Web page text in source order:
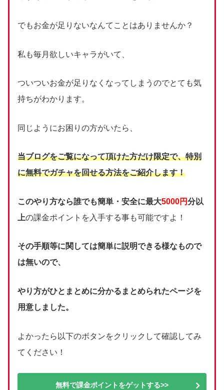
でもお金が足りないなんてことはありませんか？
私も毎月欲しいキャラがいて、
ついついお金が足りなくなってしまうのでとても気
持ちがわかります。
同じようにお困りの方がいたら、
当ブログをご覧になって頂けた方だけ限定で、特別
に無料でガチャを回せる方法をご紹介します！
このやり方なら誰でも簡単・安全に最大5000円分以
上の課金ポイントを入手する事も可能ですよ！
その手順等に関しては簡単に説明できる様なもので
は無いので、
やり方がひとまとめに分かるまとめられたページを
用意しました。
よかったら以下のボタンをクリックして確認してみ
てください！
無料で課金ポイントをゲットする>>